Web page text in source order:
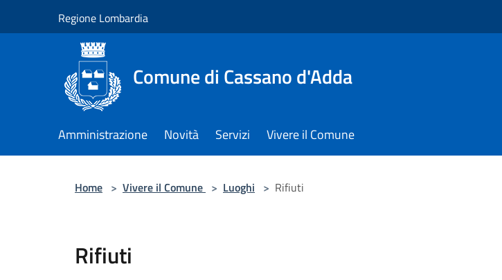
Regione Lombardia
Comune di Cassano d'Adda
Amministrazione Novità Servizi Vivere il Comune
Home > Vivere il Comune > Luoghi > Rifiuti
Rifiuti